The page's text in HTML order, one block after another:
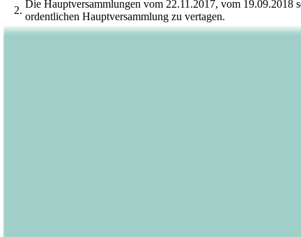
2.
Die Hauptversammlungen vom 22.11.2017, vom 19.09.2018
ordentlichen Hauptversammlung zu vertagen.
Vorstand und Aufsichtsrat schlagen vor, die Entlastung der
Beschlussfassung über die Entlastung der Mitglieder des
Die Hauptversammlungen vom 22.11.2017, vom 19.09.2018
Vorstand und Aufsichtsrat schlagen vor, die Entlastung der
Beschlussfassung über die Entlastung der Mitglieder des
Vorstand und Aufsichtsrat schlagen vor, den im